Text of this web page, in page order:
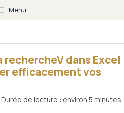
Menu
dans Excel
efficacement vos
Durée de lecture : environ 5 minutes